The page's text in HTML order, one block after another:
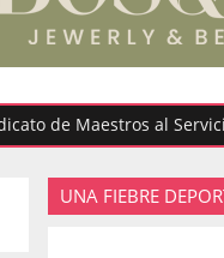
Maestros al Servicio del
UNA FIEBRE